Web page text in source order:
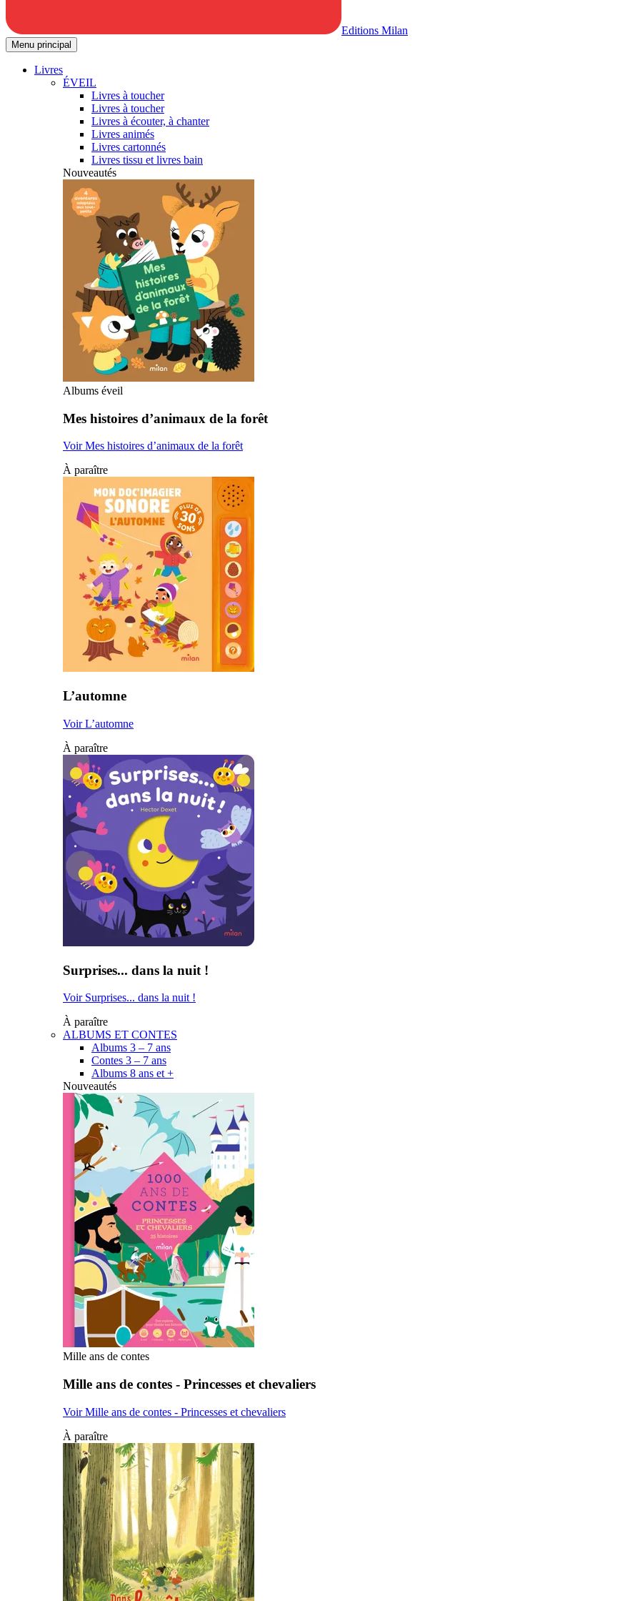
Editions Milan
Menu principal
Livres
ÉVEIL
Livres à toucher
Livres à toucher
Livres à écouter, à chanter
Livres animés
Livres cartonnés
Livres tissu et livres bain
Nouveautés
Albums éveil
Mes histoires d’animaux de la forêt
Voir Mes histoires d’animaux de la forêt
À paraître
L’automne
Voir L’automne
À paraître
Surprises... dans la nuit !
Voir Surprises... dans la nuit !
À paraître
ALBUMS ET CONTES
Albums 3 – 7 ans
Contes 3 – 7 ans
Albums 8 ans et +
Nouveautés
Mille ans de contes
Mille ans de contes - Princesses et chevaliers
Voir Mille ans de contes - Princesses et chevaliers
À paraître